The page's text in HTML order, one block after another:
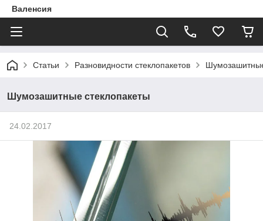
Валенсия
Статьи Разновидности стеклопакетов
Шумозашитные стеклопакеты
24.02.2017